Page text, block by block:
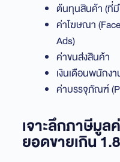
ต้นทุนสินค้า (ที่
ค่าโฆษณา
Ads)
ค่าขนส่งสินค้า
เงินเดือนพนักง
ค่าบรรจุภัณฑ์
เจาะลึกภาษีมูล
ยอดขายเกิน